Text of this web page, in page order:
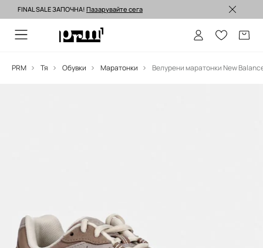
Изпращане до 24 часа >
FINAL SALE ЗАПОЧНА! Пазарувайте сега
PRM Тя Обувки Маратонки